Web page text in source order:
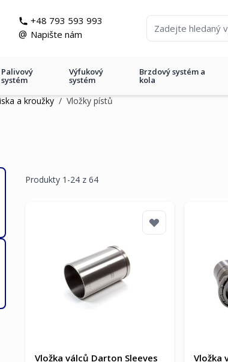
+48 793 593 993
@ Napište nám
Palivový
systém
Výfukový
systém
Brzdový systém a
kola
a kroužky / Vložky pístů
Produkty 1 -24z 64
Vložka válců Darton Sleeves
Vložka